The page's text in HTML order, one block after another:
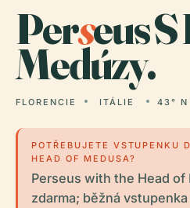
Perseus
Medúzy.
FLORENCIE ITÁLIE 43° N
POTŘEBUJETE VSTUPENKU
HEAD OF MEDUSA?
Perseus with the Head
zdarma; běžná